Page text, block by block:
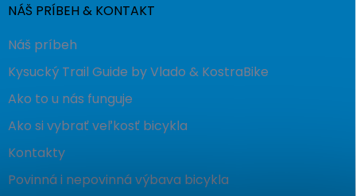
NÁŠ PRÍBEH & KONTAKT
Náš príbeh
Kysucký Trail Guide by Vlado & KostraBike
Ako to u nás funguje
Ako si vybrať veľkosť bicykla
Kontakty
Povinná i nepovinná výbava bicykla